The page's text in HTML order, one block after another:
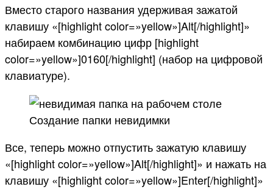
Вместо старого названия удерживая зажатой
клавишу «[highlight color=»yellow»]Alt[/highlight]»
набираем комбинацию цифр [highlight
color=»yellow»]0160[/highlight] (набор на цифровой
клавиатуре).
Создание папки невидимки
Все, теперь можно отпустить зажатую клавишу
«[highlight color=»yellow»]Alt[/highlight]» и нажать на
клавишу «[highlight color=»yellow»]Enter[/highlight]»